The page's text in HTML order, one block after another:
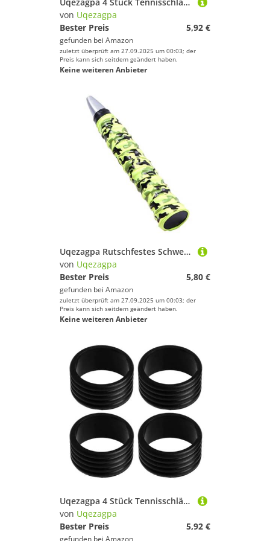
von Uqezagpa
Bester Preis
5,92 €
gefunden bei Amazon
zuletzt überprüft am 27.09.2025 um 00:03; der
Preis kann sich seitdem geändert haben.
Keine weiteren Anbieter
Uqezagpa Rutschfestes Schweißband für Tennisschläger und Badmintons, Sport-Tape, Kopf
von Uqezagpa
Bester Preis
5,80 €
gefunden bei Amazon
zuletzt überprüft am 27.09.2025 um 00:03; der
Preis kann sich seitdem geändert haben.
Keine weiteren Anbieter
Uqezagpa 4 Stück Tennisschläger-Silikon-Schläger-Greifringe, rutschfeste Gummiringe, saugfähige Griffbänder für Tennisschläger
von Uqezagpa
Bester Preis
5,92 €
gefunden bei Amazon